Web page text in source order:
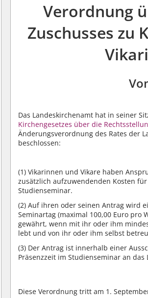
Verordnung
Zuschusses zu
Das Landeskirchenamt hat in seiner
Kirchengesetzes über die
Änderungsverordnung des Rates der
beschlossen:
(1) Vikarinnen und Vikare haben
zusätzlich aufzuwendenden Kosten
Studienseminar.
(2) Auf ihren oder seinen Antrag wird
Seminartag (maximal 100,00 Euro pro
gewährt, wenn mit ihr oder ihm
lebt und von ihr oder ihm selbst
(3) Der Antrag ist innerhalb einer
Präsenzzeit im Studienseminar an
Diese Verordnung tritt am 1.